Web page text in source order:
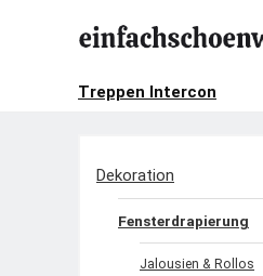
Treppen Intercon
Dekoration
Fensterdrapierung
Jalousien & Rollos